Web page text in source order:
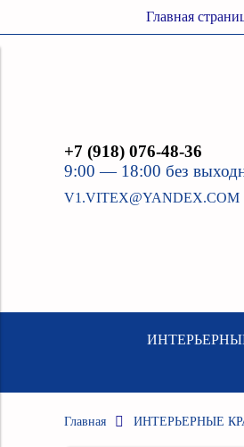
Главная
+7 (918) 076-48-36
9:00 — 18:00 без
V1.VITEX@YANDEX.COM
Главная ИНТЕРЬЕРНЫЕ